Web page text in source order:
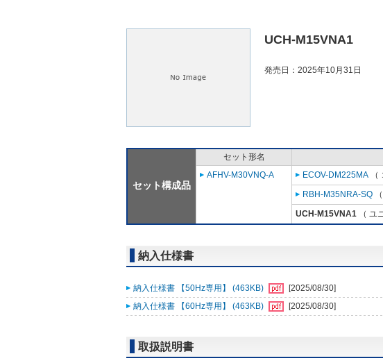
UCH-M15VNA1
発売日：2025年10月31日
セット構成品
セット形名
AFHV-M30VNQ-A
ECOV-DM225MA （
RBH-M35NRA-SQ
UCH-M15VNA1 （ ユ
納入仕様書
納入仕様書 【50Hz専用】 (463KB)
[2025/08/30]
納入仕様書 【60Hz専用】 (463KB)
[2025/08/30]
取扱説明書